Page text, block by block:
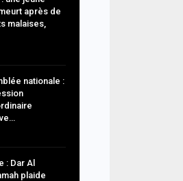
après de
malaises,
nationale :
: Dar Al
plaide